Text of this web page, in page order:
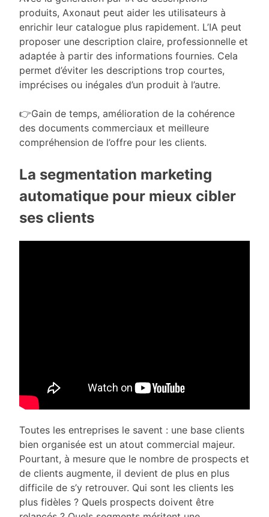
produits, Axonaut peut aider les utilisateurs à
enrichir leur catalogue plus rapidement. L’IA peut
proposer une description claire, professionnelle et
adaptée à partir des informations fournies. Cela
permet d’éviter les descriptions trop courtes,
imprécises ou inégales d’un produit à l’autre.
👉Gain de temps, amélioration de la cohérence
des documents commerciaux et meilleure
compréhension de l’offre pour les clients.
La segmentation marketing
automatique pour mieux cibler
ses clients
Toutes les entreprises le savent : une base clients
bien organisée est un atout commercial majeur.
Pourtant, à mesure que le nombre de prospects et
de clients augmente, il devient de plus en plus
difficile de s’y retrouver. Qui sont les clients les
plus fidèles ? Quels prospects doivent être